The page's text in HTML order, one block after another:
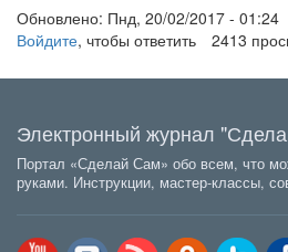
Обновлено: Пнд, 20/02/2017 - 01:24
Войдите, чтобы ответить 2413
Электронный журнал
Портал «Сделай Сам» обо всем, что
руками. Инструкции, мастер-классы,